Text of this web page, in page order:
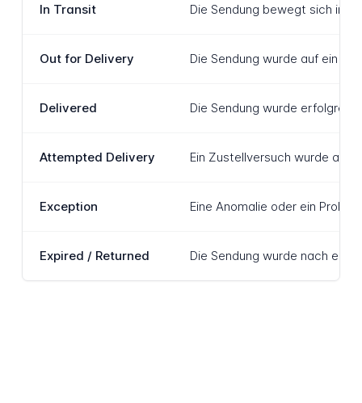
In Transit Die Sendung bewegt sich
Out for Delivery Die Sendung wurde auf ein
Delivered Die Sendung wurde
Attempted Delivery Ein Zustellversuch wurde an
Exception Eine Anomalie oder ein
Expired / Returned Die Sendung wurde nach